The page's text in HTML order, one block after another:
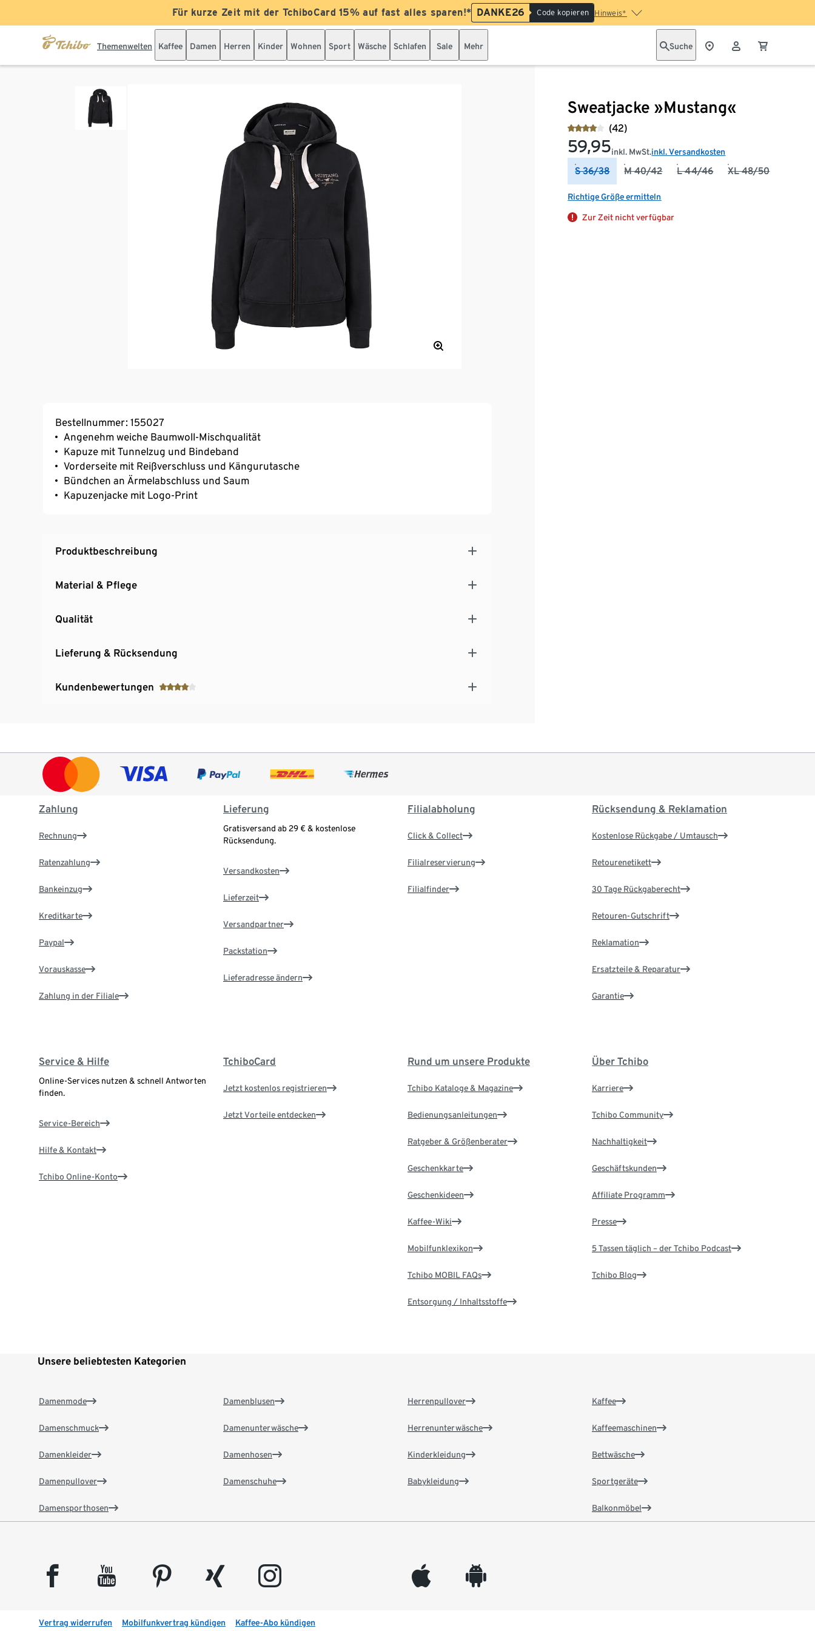
Für kurze Zeit mit der TchiboCard 15% auf fast alles sparen!* DANKE26 Code kopieren Hinweis*
Themenwelten Kaffee Damen Herren Kinder Wohnen Sport Wäsche Schlafen Sale Mehr Suche
Sweatjacke »Mustang«
(42)
59,95inkl. MwSt.inkl. Versandkosten
S 36/38 M 40/42 L 44/46 XL 48/50
Richtige Größe ermitteln
Zur Zeit nicht verfügbar
Bestellnummer: 155027
Angenehm weiche Baumwoll-Mischqualität
Kapuze mit Tunnelzug und Bindeband
Vorderseite mit Reißverschluss und Kängurutasche
Bündchen an Ärmelabschluss und Saum
Kapuzenjacke mit Logo-Print
Produktbeschreibung
Material & Pflege
Qualität
Lieferung & Rücksendung
Kundenbewertungen
Zahlung
Rechnung
Ratenzahlung
Bankeinzug
Kreditkarte
Paypal
Vorauskasse
Zahlung in der Filiale
Lieferung
Gratisversand ab 29 € & kostenlose
Rücksendung.
Versandkosten
Lieferzeit
Versandpartner
Packstation
Lieferadresse ändern
Filialabholung
Click & Collect
Filialreservierung
Filialfinder
Rücksendung & Reklamation
Kostenlose Rückgabe / Umtausch
Retourenetikett
30 Tage Rückgaberecht
Retouren-Gutschrift
Reklamation
Ersatzteile & Reparatur
Garantie
Service & Hilfe
Online-Services nutzen & schnell Antworten
finden.
Service-Bereich
Hilfe & Kontakt
Tchibo Online-Konto
TchiboCard
Jetzt kostenlos registrieren
Jetzt Vorteile entdecken
Rund um unsere Produkte
Tchibo Kataloge & Magazine
Bedienungsanleitungen
Ratgeber & Größenberater
Geschenkkarte
Geschenkideen
Kaffee-Wiki
Mobilfunklexikon
Tchibo MOBIL FAQs
Entsorgung / Inhaltsstoffe
Über Tchibo
Karriere
Tchibo Community
Nachhaltigkeit
Geschäftskunden
Affiliate Programm
Presse
5 Tassen täglich – der Tchibo Podcast
Tchibo Blog
Unsere beliebtesten Kategorien
Damenmode
Damenschmuck
Damenkleider
Damenpullover
Damensporthosen
Damenblusen
Damenunterwäsche
Damenhosen
Damenschuhe
Herrenpullover
Herrenunterwäsche
Kinderkleidung
Babykleidung
Kaffee
Kaffeemaschinen
Bettwäsche
Sportgeräte
Balkonmöbel
facebook youtube pinterest xing instagram appleinc android
Vertrag widerrufen Mobilfunkvertrag kündigen Kaffee-Abo kündigen